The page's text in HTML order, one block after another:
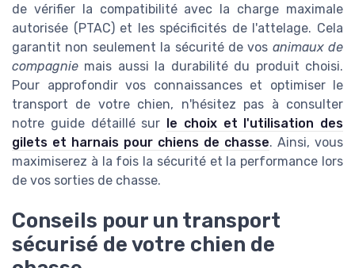
de vérifier la compatibilité avec la charge maximale
autorisée (PTAC) et les spécificités de l'attelage. Cela
garantit non seulement la sécurité de vos animaux de
compagnie mais aussi la durabilité du produit choisi.
Pour approfondir vos connaissances et optimiser le
transport de votre chien, n'hésitez pas à consulter
notre guide détaillé sur
le choix et l'utilisation des
gilets et harnais pour chiens de chasse. Ainsi, vous
maximiserez à la fois la sécurité et la performance lors
de vos sorties de chasse.
Conseils pour un transport
sécurisé de votre chien de